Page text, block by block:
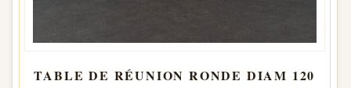
TABLE DE RÉUNION RONDE DIAM 120